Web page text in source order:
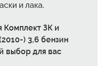
и лака.
Комплект ЗК и
) 3,6 бензин
выбор для вас